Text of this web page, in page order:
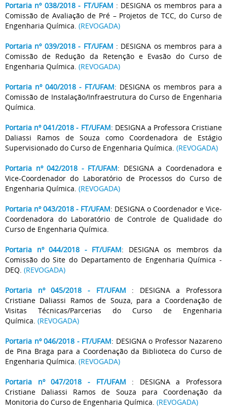
Portaria nº 038/2018 - FT/UFAM : DESIGNA os membros para a
Comissão de Avaliação de Pré – Projetos de TCC, do Curso de
Engenharia Química. (REVOGADA)
Portaria nº 039/2018 - FT/UFAM : DESIGNA os membros para a
Comissão de Redução da Retenção e Evasão do Curso de
Engenharia Química. (REVOGADA)
Portaria nº 040/2018 - FT/UFAM: DESIGNA os membros para a
Comissão de Instalação/Infraestrutura do Curso de Engenharia
Química.
Portaria nº 041/2018 - FT/UFAM: DESIGNA a Professora Cristiane
Daliassi Ramos de Souza como Coordenadora de Estágio
Supervisionado do Curso de Engenharia Química. (REVOGADA)
Portaria nº 042/2018 - FT/UFAM: DESIGNA a Coordenadora e
Vice-Coordenador do Laboratório de Processos do Curso de
Engenharia Química. (REVOGADA)
Portaria nº 043/2018 - FT/UFAM: DESIGNA o Coordenador e Vice-
Coordenadora do Laboratório de Controle de Qualidade do
Curso de Engenharia Química.
Portaria nº 044/2018 - FT/UFAM: DESIGNA os membros da
Comissão do Site do Departamento de Engenharia Química -
DEQ. (REVOGADA)
Portaria nº 045/2018 - FT/UFAM : DESIGNA a Professora
Cristiane Daliassi Ramos de Souza, para a Coordenação de
Visitas Técnicas/Parcerias do Curso de Engenharia
Química. (REVOGADA)
Portaria nº 046/2018 - FT/UFAM: DESIGNA o Professor Nazareno
de Pina Braga para a Coordenação da Biblioteca do Curso de
Engenharia Química. (REVOGADA)
Portaria nº 047/2018 - FT/UFAM : DESIGNA a Professora
Cristiane Daliassi Ramos de Souza para Coordenação da
Monitoria do Curso de Engenharia Química. (REVOGADA)